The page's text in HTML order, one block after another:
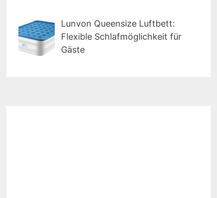
Lunvon Queensize Luftbett:
Flexible Schlafmöglichkeit für
Gäste